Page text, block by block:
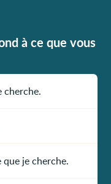
à ce que vous
cherche.
que je cherche.